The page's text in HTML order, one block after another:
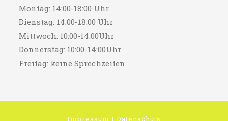
Montag: 14:00-18:00 Uhr
Dienstag: 14:00-18:00 Uhr
Mittwoch: 10:00-14:00Uhr
Donnerstag: 10:00-14:00Uhr
Freitag: keine Sprechzeiten
Impressum I Datenschutz